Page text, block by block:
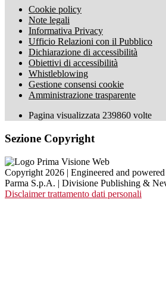
Cookie policy
Note legali
Informativa Privacy
Ufficio Relazioni con il Pubblico
Dichiarazione di accessibilità
Obiettivi di accessibilità
Whistleblowing
Gestione consensi cookie
Amministrazione trasparente
Pagina visualizzata 239860 volte
Sezione Copyright
Copyright 2026 | Engineered and
Parma S.p.A. | Divisione Publishing &
Disclaimer trattamento dati personali